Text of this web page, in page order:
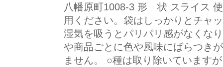
八幡原町1008-3 形 状 スライス
用ください。袋はしっかりとチャ
湿気を吸うとパリパリ感がなくな
や商品ごとに色や風味にばらつき
ません。 ○種は取り除いています